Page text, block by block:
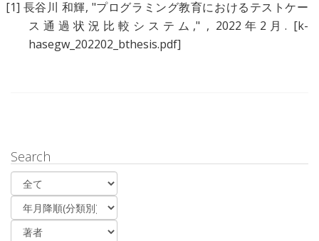
[1] 長谷川 和輝, "プログラミング教育におけるテストケー
ス通過状況比較システム ," , 2022年2月. [k-
hasegw_202202_bthesis.pdf]
Search